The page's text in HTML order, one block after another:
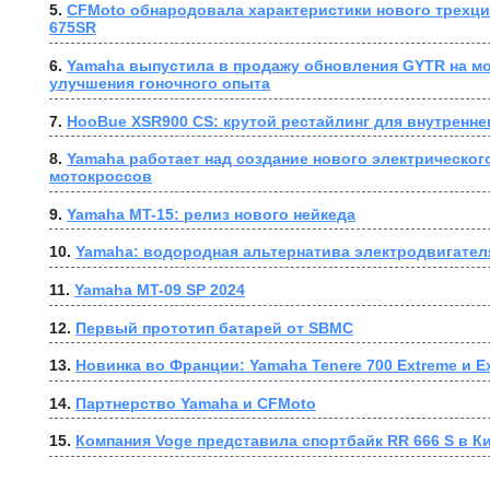
5. CFMoto обнародовала характеристики нового
675SR
6. Yamaha выпустила в продажу обновления GYTR на
улучшения гоночного опыта
7. HooBue XSR900 CS: крутой рестайлинг для
8. Yamaha работает над создание нового
мотокроссов
9. Yamaha MT-15: релиз нового нейкеда
10. Yamaha: водородная альтернатива
11. Yamaha MT-09 SP 2024
12. Первый прототип батарей от SBMC
13. Новинка во Франции: Yamaha Tenere 700 Extreme и
14. Партнерство Yamaha и CFMoto
15. Компания Voge представила спортбайк RR 666 S в